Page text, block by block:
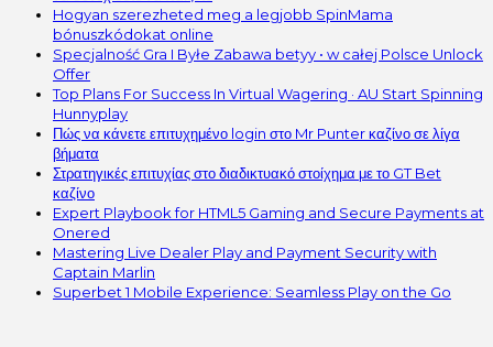
Hogyan szerezheted meg a legjobb SpinMama
bónuszkódokat online
Specjalność Gra I Byłe Zabawa betyy • w całej Polsce Unlock
Offer
Top Plans For Success In Virtual Wagering · AU Start Spinning
Hunnyplay
Πώς να κάνετε επιτυχημένο login στο Mr Punter καζίνο σε λίγα
βήματα
Στρατηγικές επιτυχίας στο διαδικτυακό στοίχημα με το GT Bet
καζίνο
Expert Playbook for HTML5 Gaming and Secure Payments at
Onered
Mastering Live Dealer Play and Payment Security with
Captain Marlin
Superbet 1 Mobile Experience: Seamless Play on the Go